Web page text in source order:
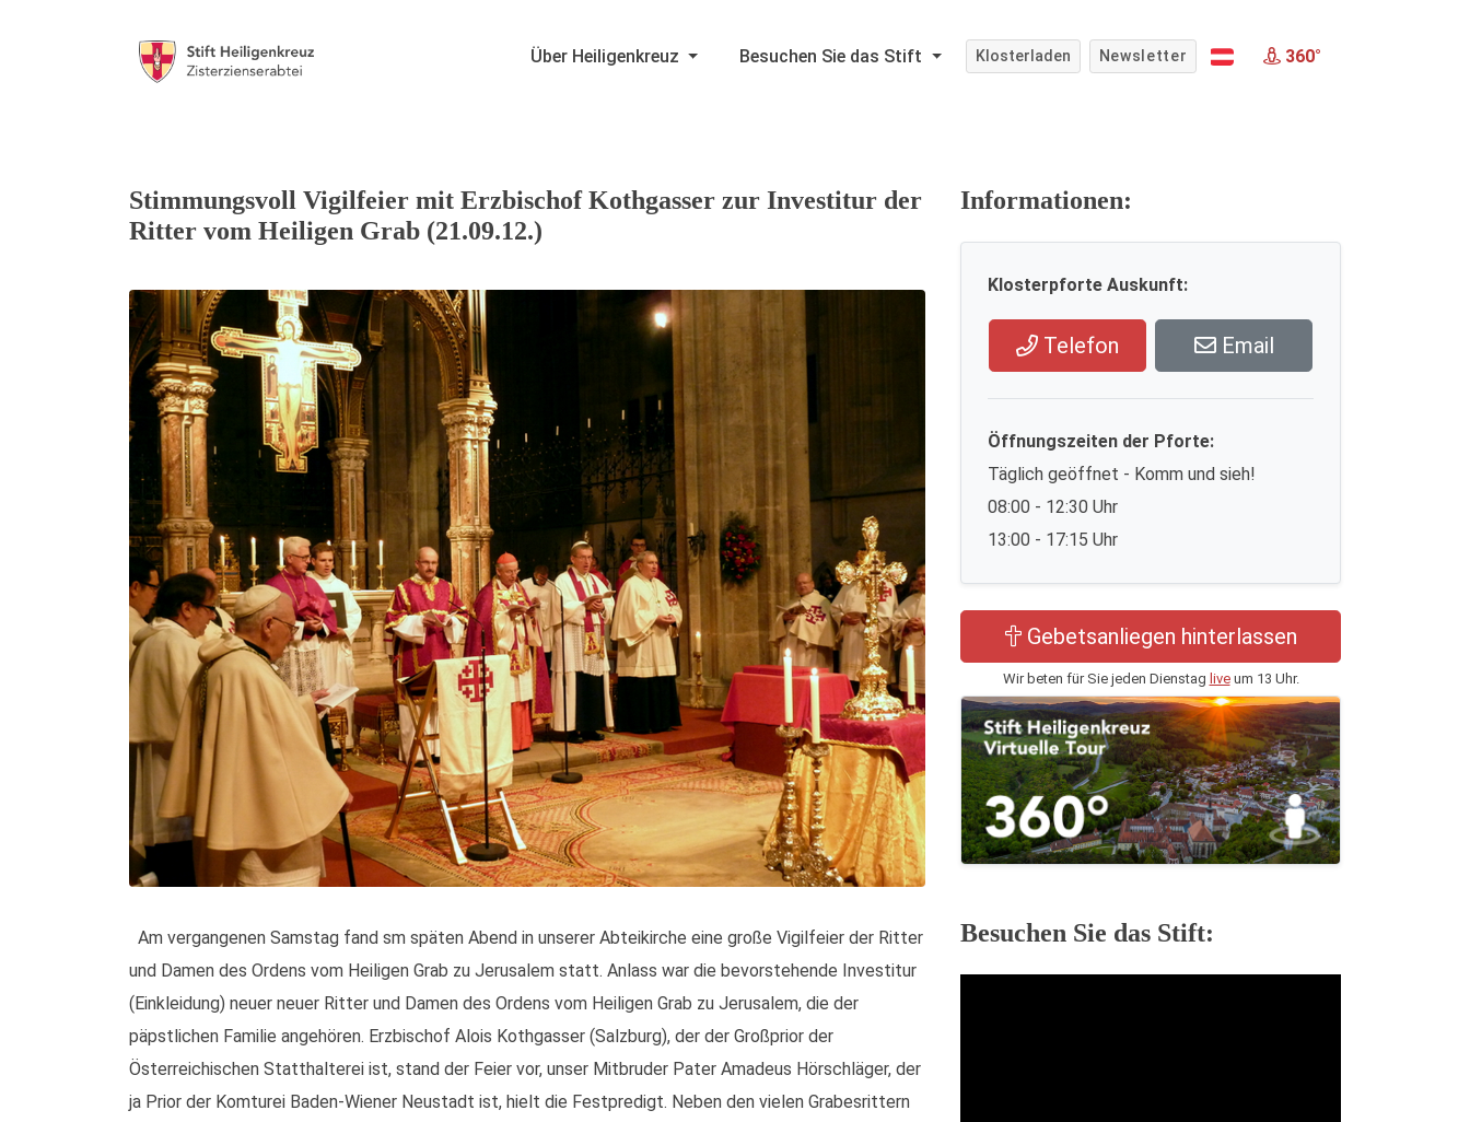
Über Heiligenkreuz Besuchen Sie das Stift Klosterladen Newsletter 360°
Stimmungsvoll Vigilfeier mit Erzbischof Kothgasser zur Investitur der
Ritter vom Heiligen Grab (21.09.12.)
Am vergangenen Samstag fand sm späten Abend in unserer Abteikirche eine große Vigilfeier der Ritter
und Damen des Ordens vom Heiligen Grab zu Jerusalem statt. Anlass war die bevorstehende Investitur
(Einkleidung) neuer neuer Ritter und Damen des Ordens vom Heiligen Grab zu Jerusalem, die der
päpstlichen Familie angehören. Erzbischof Alois Kothgasser (Salzburg), der der Großprior der
Österreichischen Statthalterei ist, stand der Feier vor, unser Mitbruder Pater Amadeus Hörschläger, der
ja Prior der Komturei Baden-Wiener Neustadt ist, hielt die Festpredigt. Neben den vielen Grabesrittern
Informationen:
Klosterpforte Auskunft:
Telefon Email
Öffnungszeiten der Pforte:
Täglich geöffnet - Komm und sieh!
08:00 - 12:30 Uhr
13:00 - 17:15 Uhr
Gebetsanliegen hinterlassen
Wir beten für Sie jeden Dienstag liveum 13 Uhr.
Besuchen Sie das Stift: